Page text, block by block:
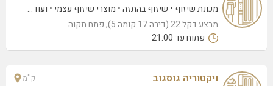
מכונת שיזוף שיזוף בהתזה מוצרי שיזוף עצמי• ועוד...
מבצע דקל 22 (דירה 17 קומה 5), פתח תקוה
פתוח עד 21:00
ויקטוריה גוסגוב ק''מ